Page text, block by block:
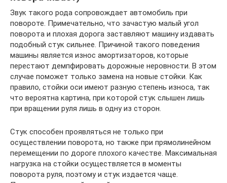
Звук такого рода сопровождает автомобиль при
повороте. Примечательно, что зачастую малый угол
поворота и плохая дорога заставляют машину издавать
подобный стук сильнее. Причиной такого поведения
машины является износ амортизаторов, которые
перестают демпфировать дорожные неровности. В этом
случае поможет только замена на новые стойки. Как
правило, стойки оси имеют разную степень износа, так
что вероятна картина, при которой стук слышен лишь
при вращении руля лишь в одну из сторон.
Стук способен проявляться не только при
осуществлении поворота, но также при прямолинейном
перемещении по дороге плохого качестве. Максимальная
нагрузка на стойки осуществляется в моменты
поворота руля, поэтому и стук издается чаще.